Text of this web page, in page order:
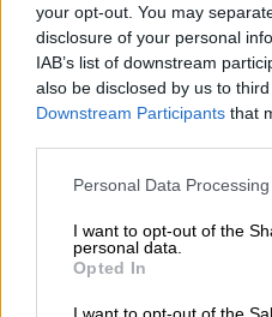
your opt-out. You may
disclosure of your personal
IAB’s list of downstream
also be disclosed by us to
Downstream Participants that
Please note that this website/
not limited to your visit or
grant or deny consent to
use your data for below
consent section.
Personal Data
I want to opt-out of the
personal data.
Opted In
I want to opt-out of the